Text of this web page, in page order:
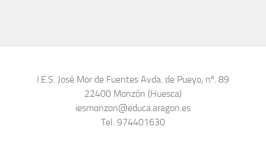
I.E.S. José Mor de Fuentes Avda. de Pueyo, nº. 89
22400 Monzón (Huesca)
iesmonzon@educa.aragon.es
Tel. 974401630